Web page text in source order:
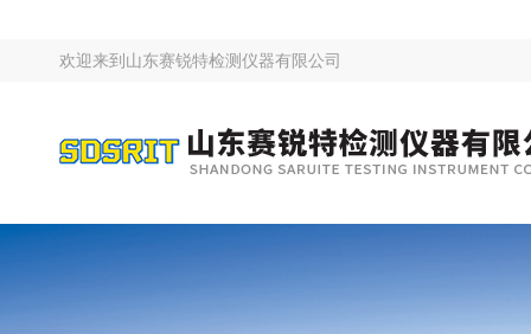
欢迎来到 山东赛锐特检测仪器有限公司